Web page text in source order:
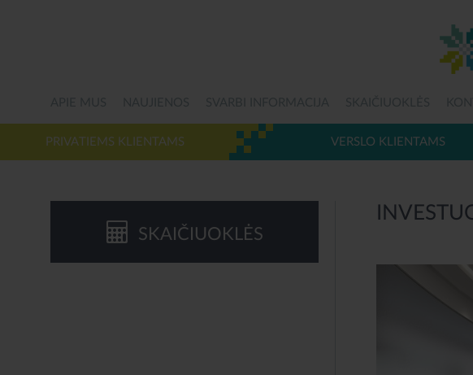
PRIVATIEMS KLIENTAMS VERSLO KLIENTAMS
SKAIČIUOKLĖS